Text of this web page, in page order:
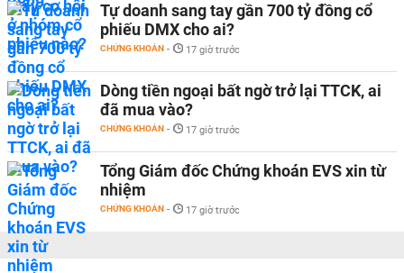
Tự doanh sang tay gần 700 tỷ đồng cổ
phiếu DMX cho ai?
CHỨNG KHOÁN - 17 giờ trước
Dòng tiền ngoại bất ngờ trở lại TTCK, ai
đã mua vào?
CHỨNG KHOÁN - 17 giờ trước
Tổng Giám đốc Chứng khoán EVS xin từ
nhiệm
CHỨNG KHOÁN - 17 giờ trước